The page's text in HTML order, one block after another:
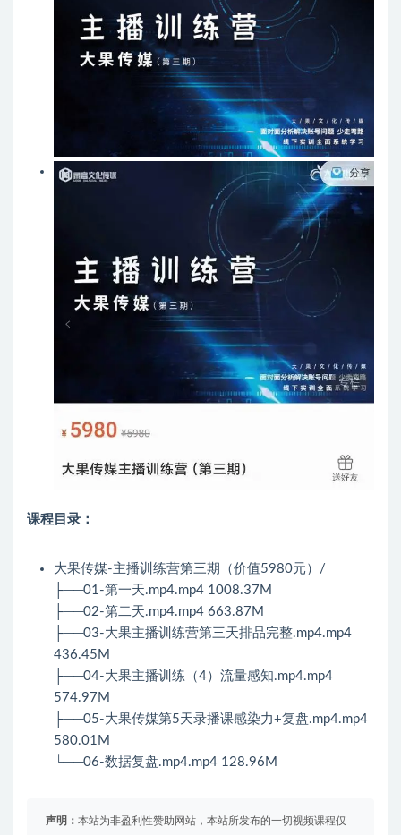
课程目录：
大果传媒-主播训练营第三期（价值5980元）/
├──01-第一天.mp4.mp4 1008.37M
├──02-第二天.mp4.mp4 663.87M
├──03-大果主播训练营第三天排品完整.mp4.mp4
436.45M
├──04-大果主播训练（4）流量感知.mp4.mp4
574.97M
├──05-大果传媒第5天录播课感染力+复盘.mp4.mp4
580.01M
└──06-数据复盘.mp4.mp4 128.96M
声明： 本站为非盈利性赞助网站，本站所发布的一切视频课程仅